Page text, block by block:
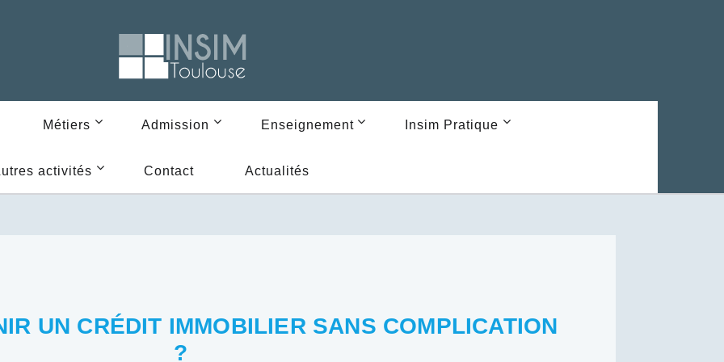
Métiers Admission Enseignement Insim Pratique
activités Contact Actualités
UN CRÉDIT IMMOBILIER SANS COMPLICATION
?